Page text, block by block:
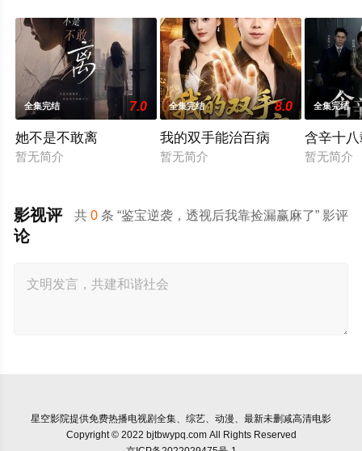
全集完结 7.0
她不是不敢离
暂无简介
全集完结 8.0
我的双手能治百病
暂无简介
全集完结
含辛十
暂无简介
共0 条 “鉴宝逆袭，透视后我靠捡漏赢麻了” 影评
影视评
论
星空影院提供免费热播电视剧全集、综艺、动漫、最新未删减高清电影
Copyright © 2022 bjtbwypq.com All Rights Reserved